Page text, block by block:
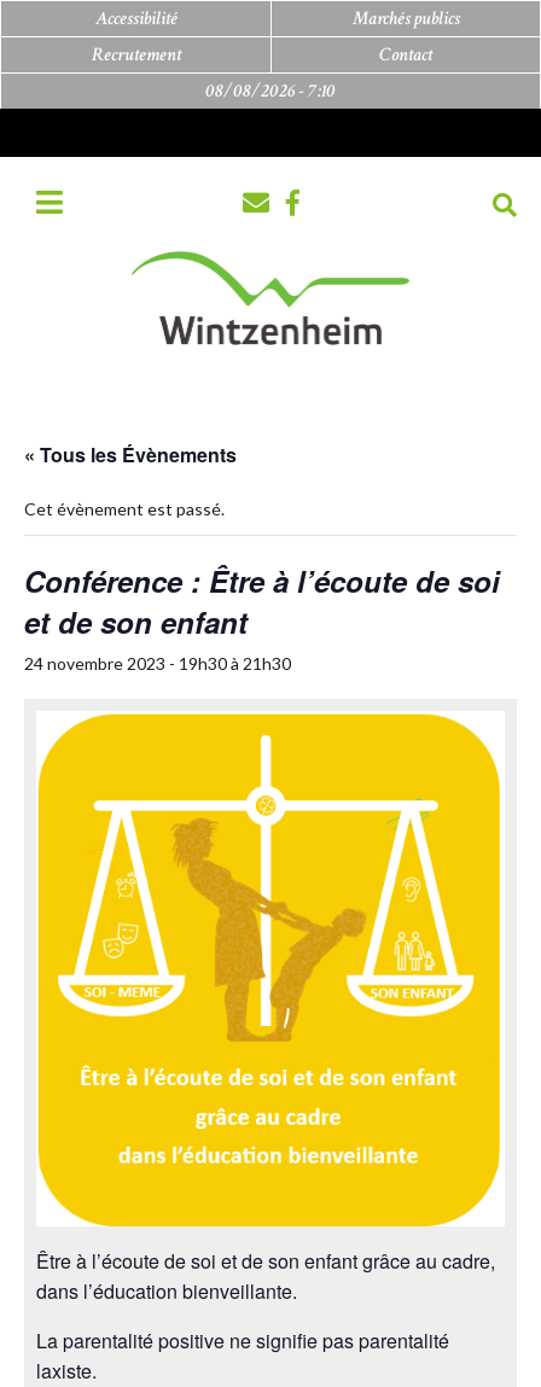
Accessibilité
Marchés publics
Recrutement
Contact
08/08/2026 -7:10
« Tous les Évènements
Cet évènement est passé.
Conférence : Être à l’écoute de soi
et de son enfant
24 novembre 2023 - 19h30à 21h30
Être à l’écoute de soi et de son enfant grâce au cadre,
dans l’éducation bienveillante.
La parentalité positive ne signifie pas parentalité
laxiste.